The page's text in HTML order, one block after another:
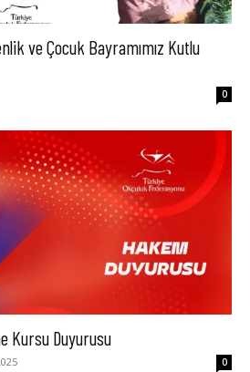
ve Çocuk Bayramımız Kutlu
0
Kursu Duyurusu
0